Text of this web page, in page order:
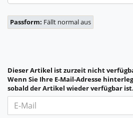
Passform: Fällt normal aus
Dieser Artikel ist zurzeit nicht
Wenn Sie Ihre E-Mail-Adresse
sobald der Artikel wieder verfügbar ist.